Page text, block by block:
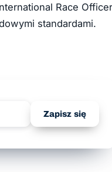
Race Officer
standardami.
Zapisz się